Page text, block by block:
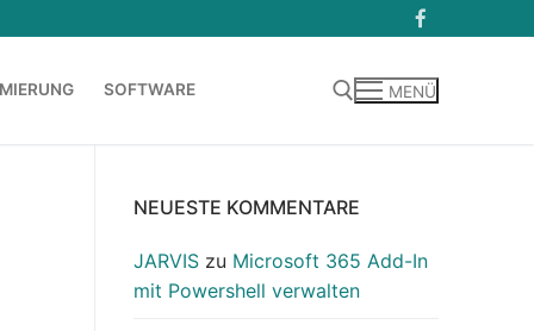
SOFTWARE MENÜ
NEUESTE KOMMENTARE
JARVIS zu Microsoft 365 Add-In
mit Powershell verwalten